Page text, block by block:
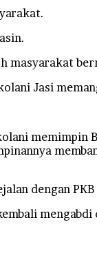
masyarakat
Jasi
dengan
mengabdi